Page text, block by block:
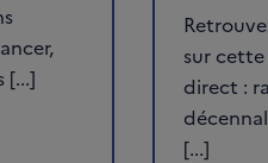
[...]
sur
direct :
[...]